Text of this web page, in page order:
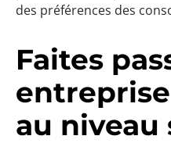
des préférences des
Faites
au